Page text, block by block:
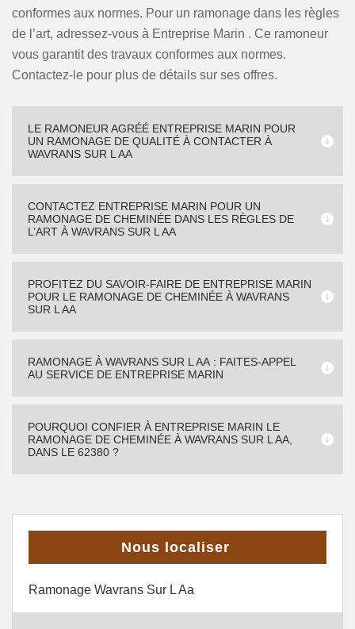
conformes aux normes. Pour un ramonage dans les règles
de l’art, adressez-vous à Entreprise Marin . Ce ramoneur
vous garantit des travaux conformes aux normes.
Contactez-le pour plus de détails sur ses offres.
LE RAMONEUR AGRÉÉ ENTREPRISE MARIN POUR
UN RAMONAGE DE QUALITÉ À CONTACTER À
WAVRANS SUR L AA
CONTACTEZ ENTREPRISE MARIN POUR UN
RAMONAGE DE CHEMINÉE DANS LES RÈGLES DE
L’ART À WAVRANS SUR L AA
PROFITEZ DU SAVOIR-FAIRE DE ENTREPRISE MARIN
POUR LE RAMONAGE DE CHEMINÉE À WAVRANS
SUR L AA
RAMONAGE À WAVRANS SUR L AA : FAITES-APPEL
AU SERVICE DE ENTREPRISE MARIN
POURQUOI CONFIER À ENTREPRISE MARIN LE
RAMONAGE DE CHEMINÉE À WAVRANS SUR L AA,
DANS LE 62380 ?
Nous localiser
Ramonage Wavrans Sur L Aa